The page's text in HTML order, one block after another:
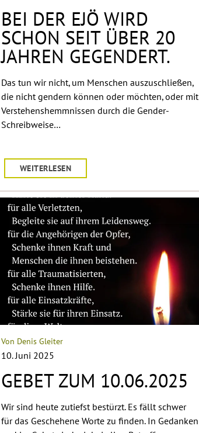
BEI DER EJÖ WIRD
SCHON SEIT ÜBER 20
JAHREN GEGENDERT.
Das tun wir nicht, um Menschen auszuschließen,
die nicht gendern können oder möchten, oder mit
Verstehenshemmnissen durch die Gender-
Schreibweise…
WEITERLESEN
Von Denis Gleiter
10. Juni 2025
GEBET ZUM 10.06.2025
Wir sind heute zutiefst bestürzt. Es fällt schwer
für das Geschehene Worte zu finden. In Gedanken